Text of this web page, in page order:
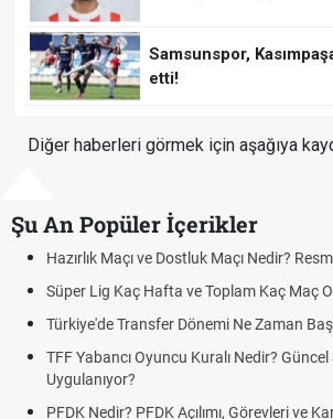
Samsunspor,
etti!
Diğer haberleri görmek için aşağıya
Şu An Popüler İçerikler
Maçı ve Dostluk Maçı Nedir? Resmî
Lig Kaç Hafta ve Toplam Kaç Maç Oynanır?
Transfer Dönemi Ne Zaman Başlıyor ve
Yabancı Oyuncu Kuralı Nedir? Güncel Sezonda
Nedir? PFDK Açılımı, Görevleri ve Karar Süreci